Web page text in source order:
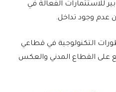
للاستثمارات الفعالة في
عدم وجود تداخل.
التكنولوجية في قطاعي
على القطاع المدني والعكس